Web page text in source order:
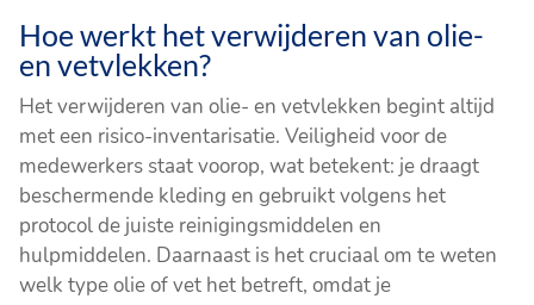
Hoe werkt het verwijderen van olie-
en vetvlekken?
Het verwijderen van olie- en vetvlekken begint altijd
met een risico-inventarisatie. Veiligheid voor de
medewerkers staat voorop, wat betekent: je draagt
beschermende kleding en gebruikt volgens het
protocol de juiste reinigingsmiddelen en
hulpmiddelen. Daarnaast is het cruciaal om te weten
welk type olie of vet het betreft, omdat je